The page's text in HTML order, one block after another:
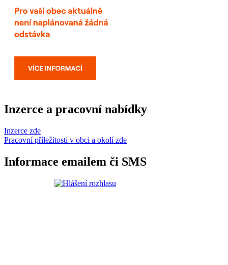
Inzerce a pracovní nabídky
Inzerce zde
Pracovní příležitosti v obci a okolí zde
Informace emailem či SMS